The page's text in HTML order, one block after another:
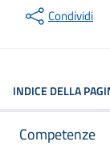
Condividi
INDICE DELLA
Competenze